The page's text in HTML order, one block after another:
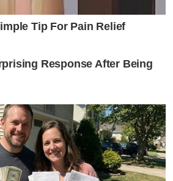
Tip For Pain Relief
Response After Being